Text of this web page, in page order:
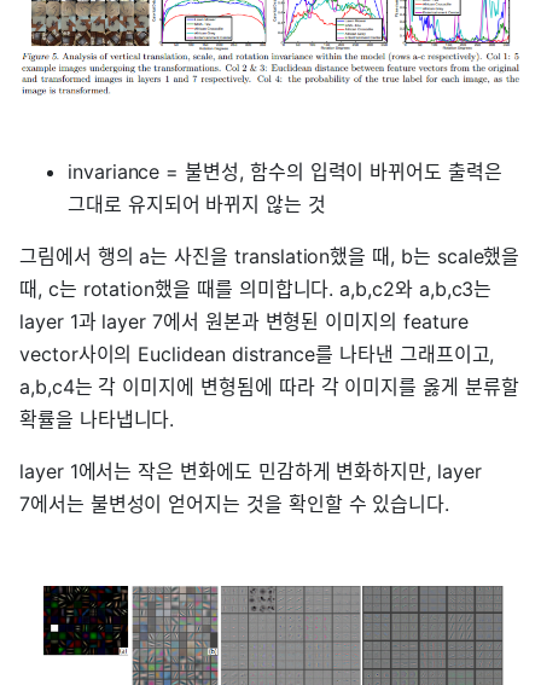
invariance = 불변성, 함수의 입력이 바뀌어도 출력은
그대로 유지되어 바뀌지 않는 것
그림에서 행의 a는 사진을 translation했을 때, b는 scale했을
때, c는 rotation했을 때를 의미합니다. a,b,c2와 a,b,c3는
layer 1과 layer 7에서 원본과 변형된 이미지의 feature
vector사이의 Euclidean distrance를 나타낸 그래프이고,
a,b,c4는 각 이미지에 변형됨에 따라 각 이미지를 옳게 분류할
확률을 나타냅니다.
layer 1에서는 작은 변화에도 민감하게 변화하지만, layer
7에서는 불변성이 얻어지는 것을 확인할 수 있습니다.